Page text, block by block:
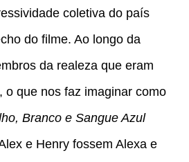
coletiva do país
do filme. Ao longo da
da realeza que eram
o que nos faz imaginar como
Branco e Sangue Azul
e Henry fossem Alexa e